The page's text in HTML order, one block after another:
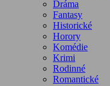
Dráma
Fantasy
Historické
Horory
Komédie
Krimi
Rodinné
Romantické